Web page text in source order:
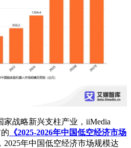
家战略新兴支柱产业，iiMedia
《2025-2026年中国低空经济市场
2025年中国低空经济市场规模达